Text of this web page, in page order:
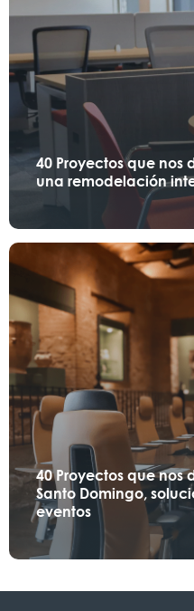
40 Proyectos que nos
una remodelación
40 Proyectos que nos
Santo Domingo,
eventos